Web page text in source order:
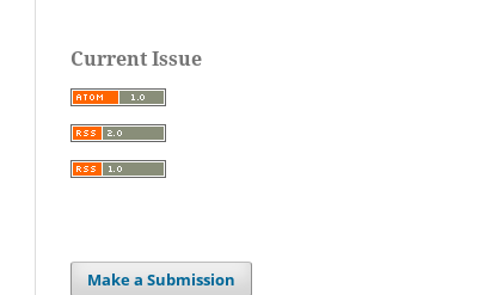
Current Issue
Make a Submission